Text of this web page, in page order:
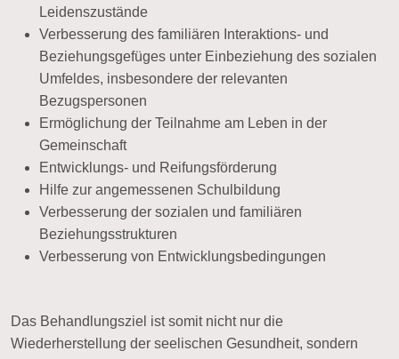
Leidenszustände
Verbesserung des familiären Interaktions- und
Beziehungsgefüges unter Einbeziehung des sozialen
Umfeldes, insbesondere der relevanten
Bezugspersonen
Ermöglichung der Teilnahme am Leben in der
Gemeinschaft
Entwicklungs- und Reifungsförderung
Hilfe zur angemessenen Schulbildung
Verbesserung der sozialen und familiären
Beziehungsstrukturen
Verbesserung von Entwicklungsbedingungen
Das Behandlungsziel ist somit nicht nur die
Wiederherstellung der seelischen Gesundheit, sondern